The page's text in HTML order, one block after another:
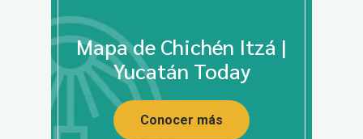
Mapa de Chichén Itzá |
Yucatán Today
Conocer más